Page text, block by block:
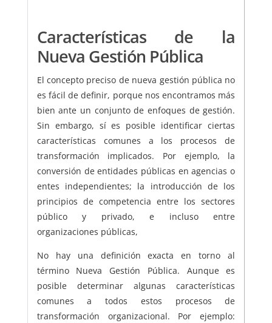
Características de la
Nueva Gestión Pública
El concepto preciso de nueva gestión pública no
es fácil de definir, porque nos encontramos más
bien ante un conjunto de enfoques de gestión.
Sin embargo, sí es posible identificar ciertas
características comunes a los procesos de
transformación implicados. Por ejemplo, la
conversión de entidades públicas en agencias o
entes independientes; la introducción de los
principios de competencia entre los sectores
público y privado, e incluso entre
organizaciones públicas,
No hay una definición exacta en torno al
término Nueva Gestión Pública. Aunque es
posible determinar algunas características
comunes a todos estos procesos de
transformación organizacional. Por ejemplo: